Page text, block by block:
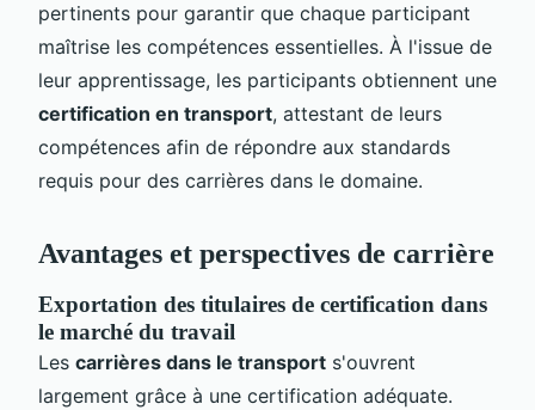
pertinents pour garantir que chaque participant
maîtrise les compétences essentielles. À l'issue de
leur apprentissage, les participants obtiennent une
certification en transport, attestant de leurs
compétences afin de répondre aux standards
requis pour des carrières dans le domaine.
Avantages et perspectives de carrière
Exportation des titulaires de certification dans
le marché du travail
Les carrières dans le transport s'ouvrent
largement grâce à une certification adéquate.